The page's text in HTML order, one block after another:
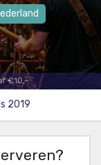
€10,-.
2019